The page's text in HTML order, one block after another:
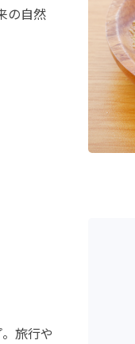
の自然
旅行や